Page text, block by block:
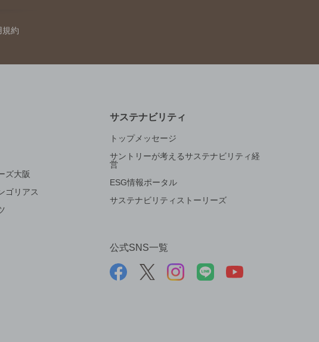
規約
ズ大阪
ゴリアス
サステナビリティ
トップメッセージ
サントリーが考えるサステナビリティ経
営
ESG情報ポータル
サステナビリティストーリーズ
公式SNS一覧